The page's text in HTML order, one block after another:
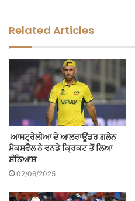
Related Articles
ਆਸਟ੍ਰੇਲੀਆ ਦੇ ਆਲਰਾਊਂਡਰ ਗਲੇਨ
ਮੈਕਸਵੈੱਲ ਨੇ ਵਨਡੇ ਕ੍ਰਿਕਟ ਤੋਂ ਲਿਆ
ਸੰਨਿਆਸ
02/06/2025